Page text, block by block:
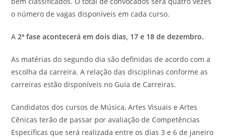
o número de vagas disponíveis em cada curso.
A2ª fase acontecerá em dois dias, 17 e 18 de dezembro.
As matérias do segundo dia são definidas de acordo com a
escolha da carreira. A relação das disciplinas conforme as
carreiras estão disponíveis no Guia de Carreiras.
Candidatos dos cursos de Música, Artes Visuais e Artes
Cênicas terão de passar por avaliação de Competências
Específicas que será realizada entre os dias 3 e 6 de janeiro